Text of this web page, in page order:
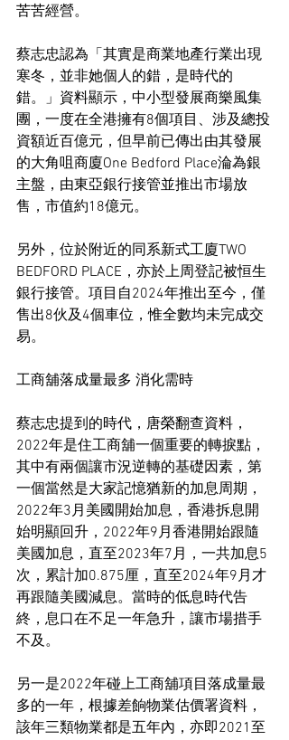
苦苦經營。
蔡志忠認為「其實是商業地產行業出現
寒冬，並非她個人的錯，是時代的
錯。」資料顯示，中小型發展商樂風集
團，一度在全港擁有8個項目、涉及總投
資額近百億元，但早前已傳出由其發展
的大角咀商廈One Bedford Place淪為銀
主盤，由東亞銀行接管並推出市場放
售，市值約18億元。
另外，位於附近的同系新式工廈TWO
BEDFORD PLACE，亦於上周登記被恒生
銀行接管。項目自2024年推出至今，僅
售出8伙及4個車位，惟全數均未完成交
易。
工商舖落成量最多 消化需時
蔡志忠提到的時代，唐榮翻查資料，
2022年是住工商舖一個重要的轉捩點，
其中有兩個讓市況逆轉的基礎因素，第
一個當然是大家記憶猶新的加息周期，
2022年3月美國開始加息，香港拆息開
始明顯回升，2022年9月香港開始跟隨
美國加息，直至2023年7月，一共加息5
次，累計加0.875厘，直至2024年9月才
再跟隨美國減息。當時的低息時代告
終，息口在不足一年急升，讓市場措手
不及。
另一是2022年碰上工商舖項目落成量最
多的一年，根據差餉物業估價署資料，
該年三類物業都是五年內，亦即2021至